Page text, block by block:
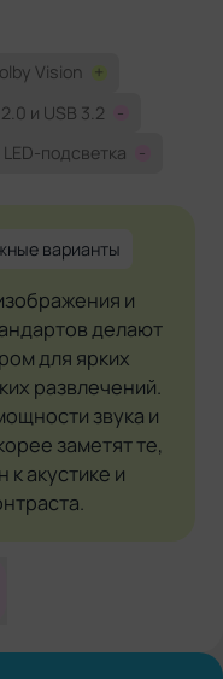
Vision +
и USB 3.2
-
подсветка -
варианты
и
делают
для ярких
развлечений.
звука и
заметят те,
акустике и